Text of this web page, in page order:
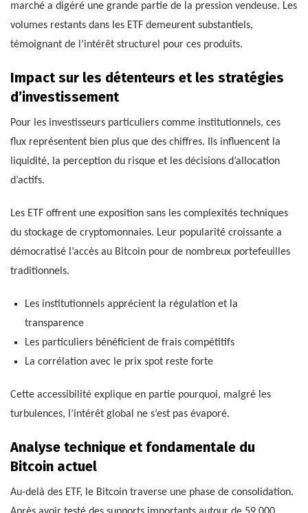
marché a digéré une grande partie de la pression vendeuse. Les
volumes restants dans les ETF demeurent substantiels,
témoignant de l’intérêt structurel pour ces produits.
Impact sur les détenteurs et les stratégies
d’investissement
Pour les investisseurs particuliers comme institutionnels, ces
flux représentent bien plus que des chiffres. Ils influencent la
liquidité, la perception du risque et les décisions d’allocation
d’actifs.
Les ETF offrent une exposition sans les complexités techniques
du stockage de cryptomonnaies. Leur popularité croissante a
démocratisé l’accès au Bitcoin pour de nombreux portefeuilles
traditionnels.
Les institutionnels apprécient la régulation et la
transparence
Les particuliers bénéficient de frais compétitifs
La corrélation avec le prix spot reste forte
Cette accessibilité explique en partie pourquoi, malgré les
turbulences, l’intérêt global ne s’est pas évaporé.
Analyse technique et fondamentale du
Bitcoin actuel
Au-delà des ETF, le Bitcoin traverse une phase de consolidation.